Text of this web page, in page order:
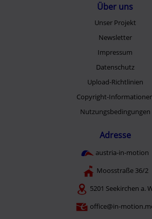
Über uns
Unser Projekt
Newsletter
Impressum
Datenschutz
Upload-Richtlinien
Copyright-
Nutzungsbedingungen
Adresse
austria-in-motion
Moosstraße 36/2
5201 Seekirchen a.
office@in-